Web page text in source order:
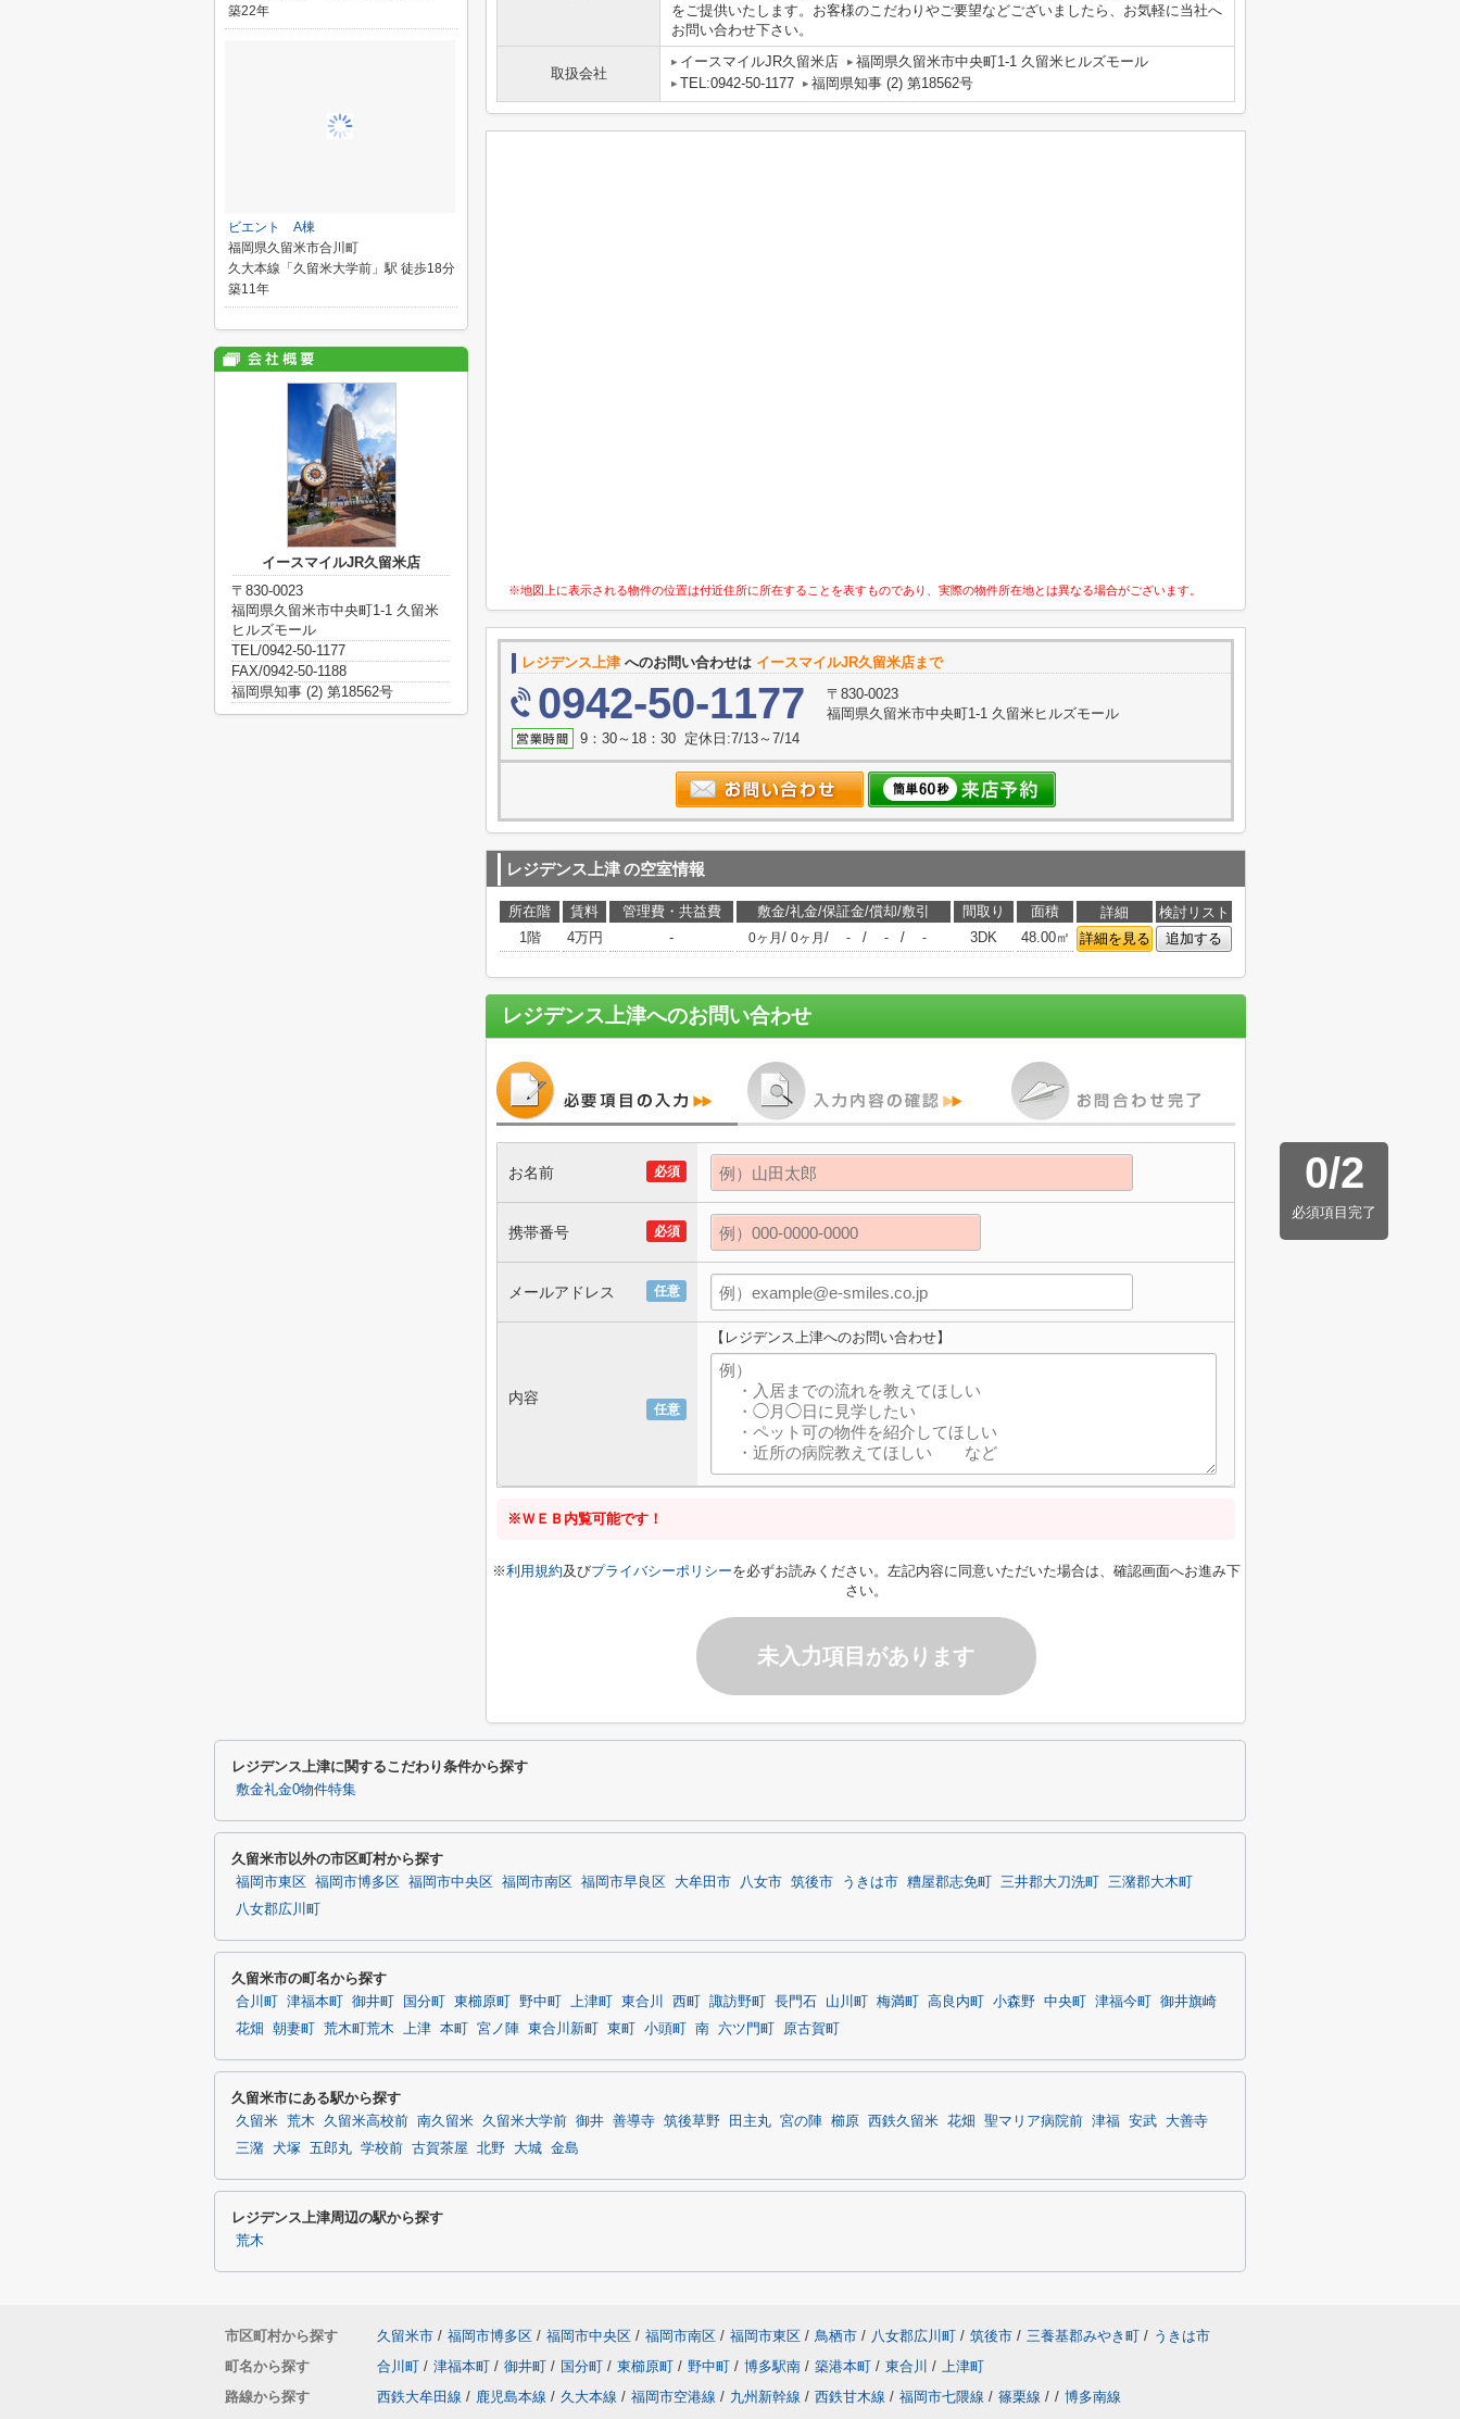
をご提供いたします。お客様のこだわりやご要望などございましたら、お気軽に当社へ
お問い合わせ下さい。
取扱会社
イースマイルJR久留米店
福岡県久留米市中央町1-1 久留米ヒルズモール
TEL:0942-50-1177
福岡県知事 (2) 第18562号
※地図上に表示される物件の位置は付近住所に所在することを表すものであり、実際の物件所在地とは異なる場合がございます。
レジデンス上津へのお問い合わせは イースマイルJR久留米店まで
0942-50-1177
〒830-0023
福岡県久留米市中央町1-1 久留米ヒルズモール
9：30～18：30 定休日:7/13～7/14
レジデンス上津の空室情報
所在階 賃料 管理費・共益費 敷金/礼金/保証金/償却/敷引 間取り 面積 詳細
検討リスト
1階
4万円 - 0ヶ月 / 0ヶ月 / - / - / - 3DK 48.00㎡ 詳細を見る 追加する
レジデンス上津へのお問い合わせ
0/2
必須項目完了
必須
お名前
必須
携帯番号
任意
メールアドレス
任意
内容
【レジデンス上津へのお問い合わせ】
※ＷＥＢ内覧可能です！
※利用規約及びプライバシーポリシーを必ずお読みください。左記内容に同意いただいた場合は、確認画面へお進み下
さい。
未入力項目があります
築22年
ビエント A棟
福岡県久留米市合川町
久大本線「久留米大学前」駅 徒歩18分
築11年
イースマイルJR久留米店
〒830-0023
福岡県久留米市中央町1-1 久留米
ヒルズモール
TEL/0942-50-1177
FAX/0942-50-1188
福岡県知事 (2) 第18562号
レジデンス上津に関するこだわり条件から探す
敷金礼金0物件特集
久留米市以外の市区町村から探す
福岡市東区 福岡市博多区 福岡市中央区 福岡市南区 福岡市早良区 大牟田市 八女市 筑後市 うきは市 糟屋郡志免町 三井郡大刀洗町
三潴郡大木町
八女郡広川町
久留米市の町名から探す
合川町 津福本町 御井町 国分町 東櫛原町 野中町 上津町 東合川 西町 諏訪野町 長門石 山川町 梅満町 高良内町 小森野 中央町 津福今町
御井旗崎
花畑
朝妻町 荒木町荒木 上津 本町 宮ノ陣 東合川新町 東町 小頭町 南 六ツ門町 原古賀町
久留米市にある駅から探す
久留米 荒木 久留米高校前 南久留米 久留米大学前 御井 善導寺 筑後草野 田主丸 宮の陣 櫛原 西鉄久留米 花畑 聖マリア病院前 津福 安武
大善寺
三潴 犬塚 五郎丸 学校前 古賀茶屋 北野 大城 金島
レジデンス上津周辺の駅から探す
荒木
市区町村から探す 久留米市 / 福岡市博多区 / 福岡市中央区 / 福岡市南区 / 福岡市東区 / 鳥栖市 / 八女郡広川町 / 筑後市 / 三養基郡みやき町 / うきは市
町名から探す
合川町 / 津福本町 / 御井町 / 国分町 / 東櫛原町 / 野中町 / 博多駅南 / 築港本町 / 東合川 / 上津町
路線から探す
西鉄大牟田線 / 鹿児島本線 / 久大本線 / 福岡市空港線 / 九州新幹線 / 西鉄甘木線 / 福岡市七隈線 / 篠栗線 / / 博多南線